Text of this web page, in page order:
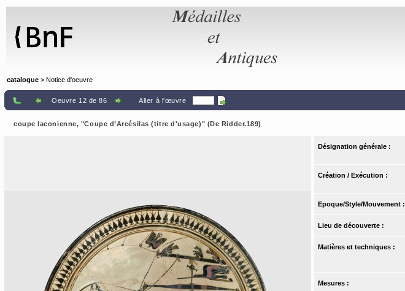
catalogue > Notice d'oeuvre
Oeuvre 12 de 86 Aller à l'œuvre
coupe laconienne, "Coupe d’Arcésilas (titre d'usage)" (De Ridder.189)
Désignation générale :
Création / Exécution :
Epoque/Style/Mouvement :
Lieu de découverte :
Matières et techniques :
Mesures :